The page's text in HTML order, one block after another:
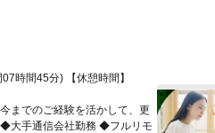
時間45分) 【休憩時間】
までのご経験を活かして、更
大手通信会社勤務 ◆フルリモ